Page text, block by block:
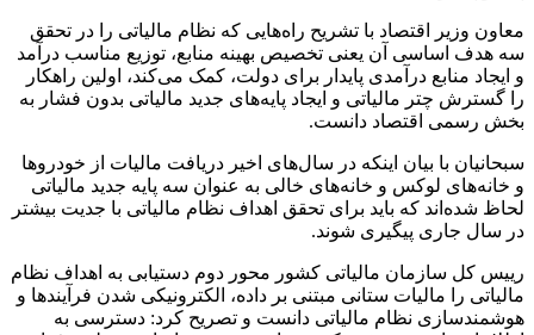
معاون وزیر اقتصاد با تشریح راه‌هایی که نظام مالیاتی را در تحقق
سه هدف اساسی آن یعنی تخصیص بهینه منابع، توزیع مناسب درآمد
و ایجاد منابع درآمدی پایدار برای دولت، کمک می‌کند، اولین راهکار
را گسترش چتر مالیاتی و ایجاد پایه‌های جدید مالیاتی بدون فشار به
بخش رسمی اقتصاد دانست.
سبحانیان با بیان اینکه در سال‌های اخیر دریافت مالیات از خودروها
و خانه‌های لوکس و خانه‌های خالی به عنوان سه پایه جدید مالیاتی
لحاظ شده‌اند که باید برای تحقق اهداف نظام مالیاتی با جدیت بیشتر
در سال جاری پیگیری شوند.
رییس کل سازمان مالیاتی کشور محور دوم دستیابی به اهداف نظام
مالیاتی را مالیات ستانی مبتنی بر داده، الکترونیکی شدن فرآیندها و
هوشمندسازی نظام مالیاتی دانست و تصریح کرد: دسترسی به